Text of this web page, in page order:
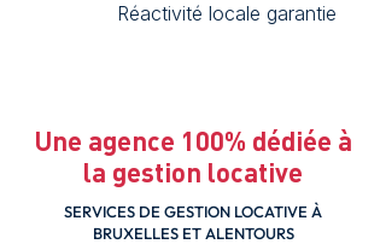
Réactivité locale garantie
Une agence 100% dédiée à
la gestion locative
SERVICES DE GESTION LOCATIVE À
BRUXELLES ET ALENTOURS